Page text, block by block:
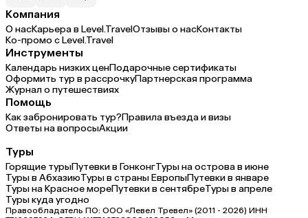
Компания
О насКарьера в Level.TravelОтзывы о насКонтакты
Ко-промо с Level.Travel
Инструменты
Календарь низких ценПодарочные сертификаты
Оформить тур в рассрочкуПартнерская программа
Журнал о путешествиях
Помощь
Как забронировать тур?Правила въезда и визы
Ответы на вопросыАкции
Туры
Горящие турыПутевки в ГонконгТуры на острова в июне
Туры в АбхазиюТуры в cтраны ЕвропыПутевки в январе
Туры на Красное мореПутевки в сентябреТуры в апреле
Туры куда угодно
Правообладатель ПО: ООО «Левел Тревел» (2011 - 2026) ИНН